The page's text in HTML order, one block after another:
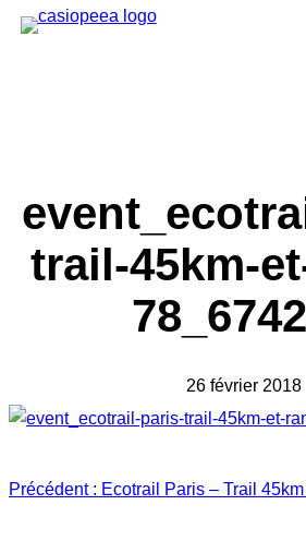
Aller
trail-45km-
26 février 2018
Précédent : Ecotrail Paris – Trail